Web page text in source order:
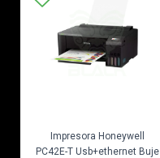
Impresora Honeywell
PC42E-T Usb+ethernet Buje